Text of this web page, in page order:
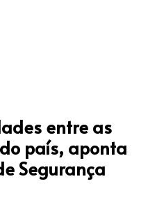
entre as
país, aponta
Segurança